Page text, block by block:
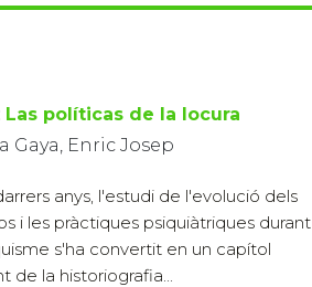
Las políticas de la locura
Gaya, Enric Josep
anys, l'estudi de l'evolució dels
i les pràctiques psiquiàtriques durant
s'ha convertit en un capítol
de la historiografia...